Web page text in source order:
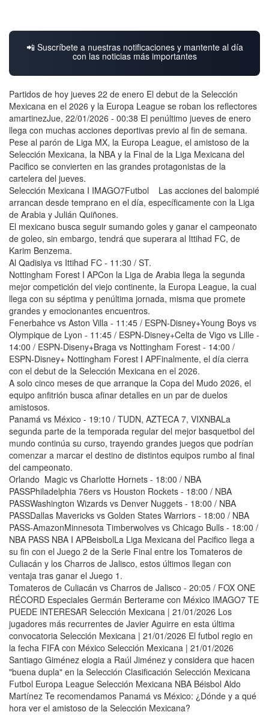
📲 Suscríbete a nuestras notificaciones y mantente al día
con las noticias más importantes
Partidos de hoy jueves 22 de enero El debut de la Selección
Mexicana en el 2026 y la Europa League se roban los reflectores
amartinezJue, 22/01/2026 - 00:38 El penúltimo jueves de enero
llega con muchas acciones deportivas previo al fin de semana.
Pese al parón de Liga MX, la Europa League, el amistoso de la
Selección Mexicana, la NBA y la Final de la Liga Mexicana del
Pacifico se convierten en las grandes protagonistas de la
cartelera del jueves.
Selección Mexicana I IMAGO7Futbol Las acciones del balompié
arrancan desde temprano en el día, específicamente con la Liga
de Arabia y Julián Quiñones.
El mexicano busca seguir sumando goles y ganar el campeonato
de goleo, sin embargo, tendrá que superara al Ittihad FC, de
Karim Benzema.
Al Qadisiya vs Ittihad FC - 11:30 / ST.
Nottingham Forest I APCon la Liga de Arabia llega la segunda
mejor competición del viejo continente, la Europa League, la cual
llega con su séptima y penúltima jornada, misma que promete
grandes y emocionantes encuentros.
Fenerbahce vs Aston Villa - 11:45 / ESPN-Disney+Young Boys vs
Olympique de Lyon - 11:45 / ESPN-Disney+Celta de Vigo vs Lille -
14:00 / ESPN-Diseny+Braga vs Nottingham Forest - 14:00 /
ESPN-Disney+ Nottingham Forest I APFinalmente, el día cierra
con el debut de la Selección Mexicana en el 2026.
A solo cinco meses de que arranque la Copa del Mudo 2026, el
equipo anfitrión busca afinar detalles en un par de duelos
amistosos.
Panamá vs México - 19:10 / TUDN, AZTECA 7, VIXNBALa
segunda parte de la temporada regular del mejor basquetbol del
mundo continúa su curso, trayendo grandes juegos que podrían
comenzar a marcar el destino de distintos equipos rumbo al final
del campeonato.
Orlando Magic vs Charlotte Hornets - 18:00 / NBA
PASSPhiladelphia 76ers vs Houston Rockets - 18:00 / NBA
PASSWashington Wizards vs Denver Nuggets - 18:00 / NBA
PASSDallas Mavericks vs Golden States Warriors - 18:00 / NBA
PASS-AmazonMinnesota Timberwolves vs Chicago Bulls - 18:00 /
NBA PASS NBA I APBeisbolLa Liga Mexicana del Pacifico llega a
su fin con el Juego 2 de la Serie Final entre los Tomateros de
Culiacán y los Charros de Jalisco, estos últimos llegan con
ventaja tras ganar el Juego 1.
Tomateros de Culiacán vs Charros de Jalisco - 20:05 / FOX ONE
RÉCORD Especiales Germán Berterame con México IMAGO7 TE
PUEDE INTERESAR Selección Mexicana | 21/01/2026 Los
jugadores más recurrentes de Javier Aguirre en esta última
convocatoria Selección Mexicana | 21/01/2026 El futbol regio en
la fecha FIFA con México Selección Mexicana | 21/01/2026
Santiago Giménez elogia a Raúl Jiménez y considera que hacen
"buena dupla" en la Selección Clasificación Selección Mexicana
Futbol Europa League Selección Mexicana NBA Béisbol Aldo
Martínez Te recomendamos Panamá vs México: ¿Dónde y a qué
hora ver el amistoso de la Selección Mexicana?